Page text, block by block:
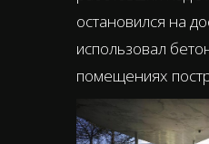
остановился на
использовал
помещениях